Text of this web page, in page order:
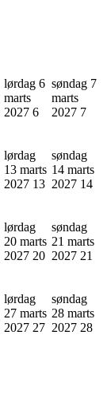
lørdag 6
marts
2027 6
søndag 7
marts
2027 7
lørdag
13 marts
2027 13
søndag
14 marts
2027 14
lørdag
20 marts
2027 20
søndag
21 marts
2027 21
lørdag
27 marts
2027 27
søndag
28 marts
2027 28